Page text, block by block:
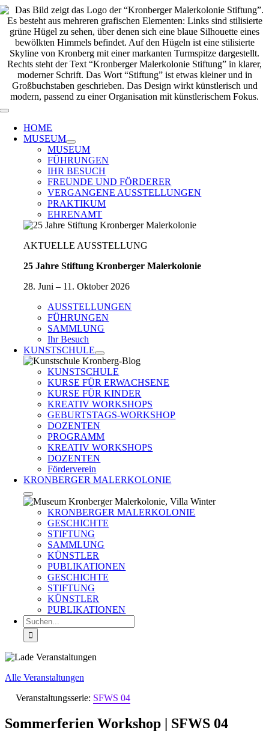
Zum
Inhalt
springen
Toggle
Navigation
HOME
MUSEUM
MUSEUM
FÜHRUNGEN
IHR BESUCH
FREUNDE UND FÖRDERER
VERGANGENE AUSSTELLUNGEN
PRAKTIKUM
EHRENAMT
AKTUELLE AUSSTELLUNG
25 Jahre Stiftung Kronberger Malerkolonie
28. Juni – 11. Oktober 2026
AUSSTELLUNGEN
FÜHRUNGEN
SAMMLUNG
Ihr Besuch
KUNSTSCHULE
KUNSTSCHULE
KURSE FÜR ERWACHSENE
KURSE FÜR KINDER
KREATIV WORKSHOPS
GEBURTSTAGS-WORKSHOP
DOZENTEN
PROGRAMM
KREATIV WORKSHOPS
DOZENTEN
Förderverein
KRONBERGER MALERKOLONIE
KRONBERGER MALERKOLONIE
GESCHICHTE
STIFTUNG
SAMMLUNG
KÜNSTLER
PUBLIKATIONEN
GESCHICHTE
STIFTUNG
KÜNSTLER
PUBLIKATIONEN
Suche
nach:
Alle Veranstaltungen
Veranstaltungsserie: SFWS 04
Sommerferien Workshop | SFWS 04